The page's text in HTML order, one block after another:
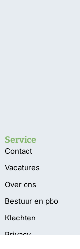
Service
Contact
Vacatures
Over ons
Bestuur en pbo
Klachten
Privacy